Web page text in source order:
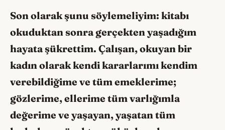
Son olarak şunu söylemeliyim: kitabı
okuduktan sonra gerçekten yaşadığım
hayata şükrettim. Çalışan, okuyan bir
kadın olarak kendi kararlarımı kendim
verebildiğime ve tüm emeklerime;
gözlerime, ellerime tüm varlığımla
değerime ve yaşayan, yaşatan tüm